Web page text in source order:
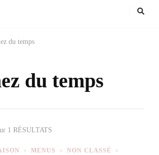
du temps
du temps
1 RÉSULTATS
MENUS
NON CLASSÉ